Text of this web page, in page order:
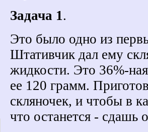
Задача 1.
Это было одно из
Штативчик дал ему
жидкости. Это 36%-
ее 120 грамм.
скляночек, и чтобы в
что останется - сдашь